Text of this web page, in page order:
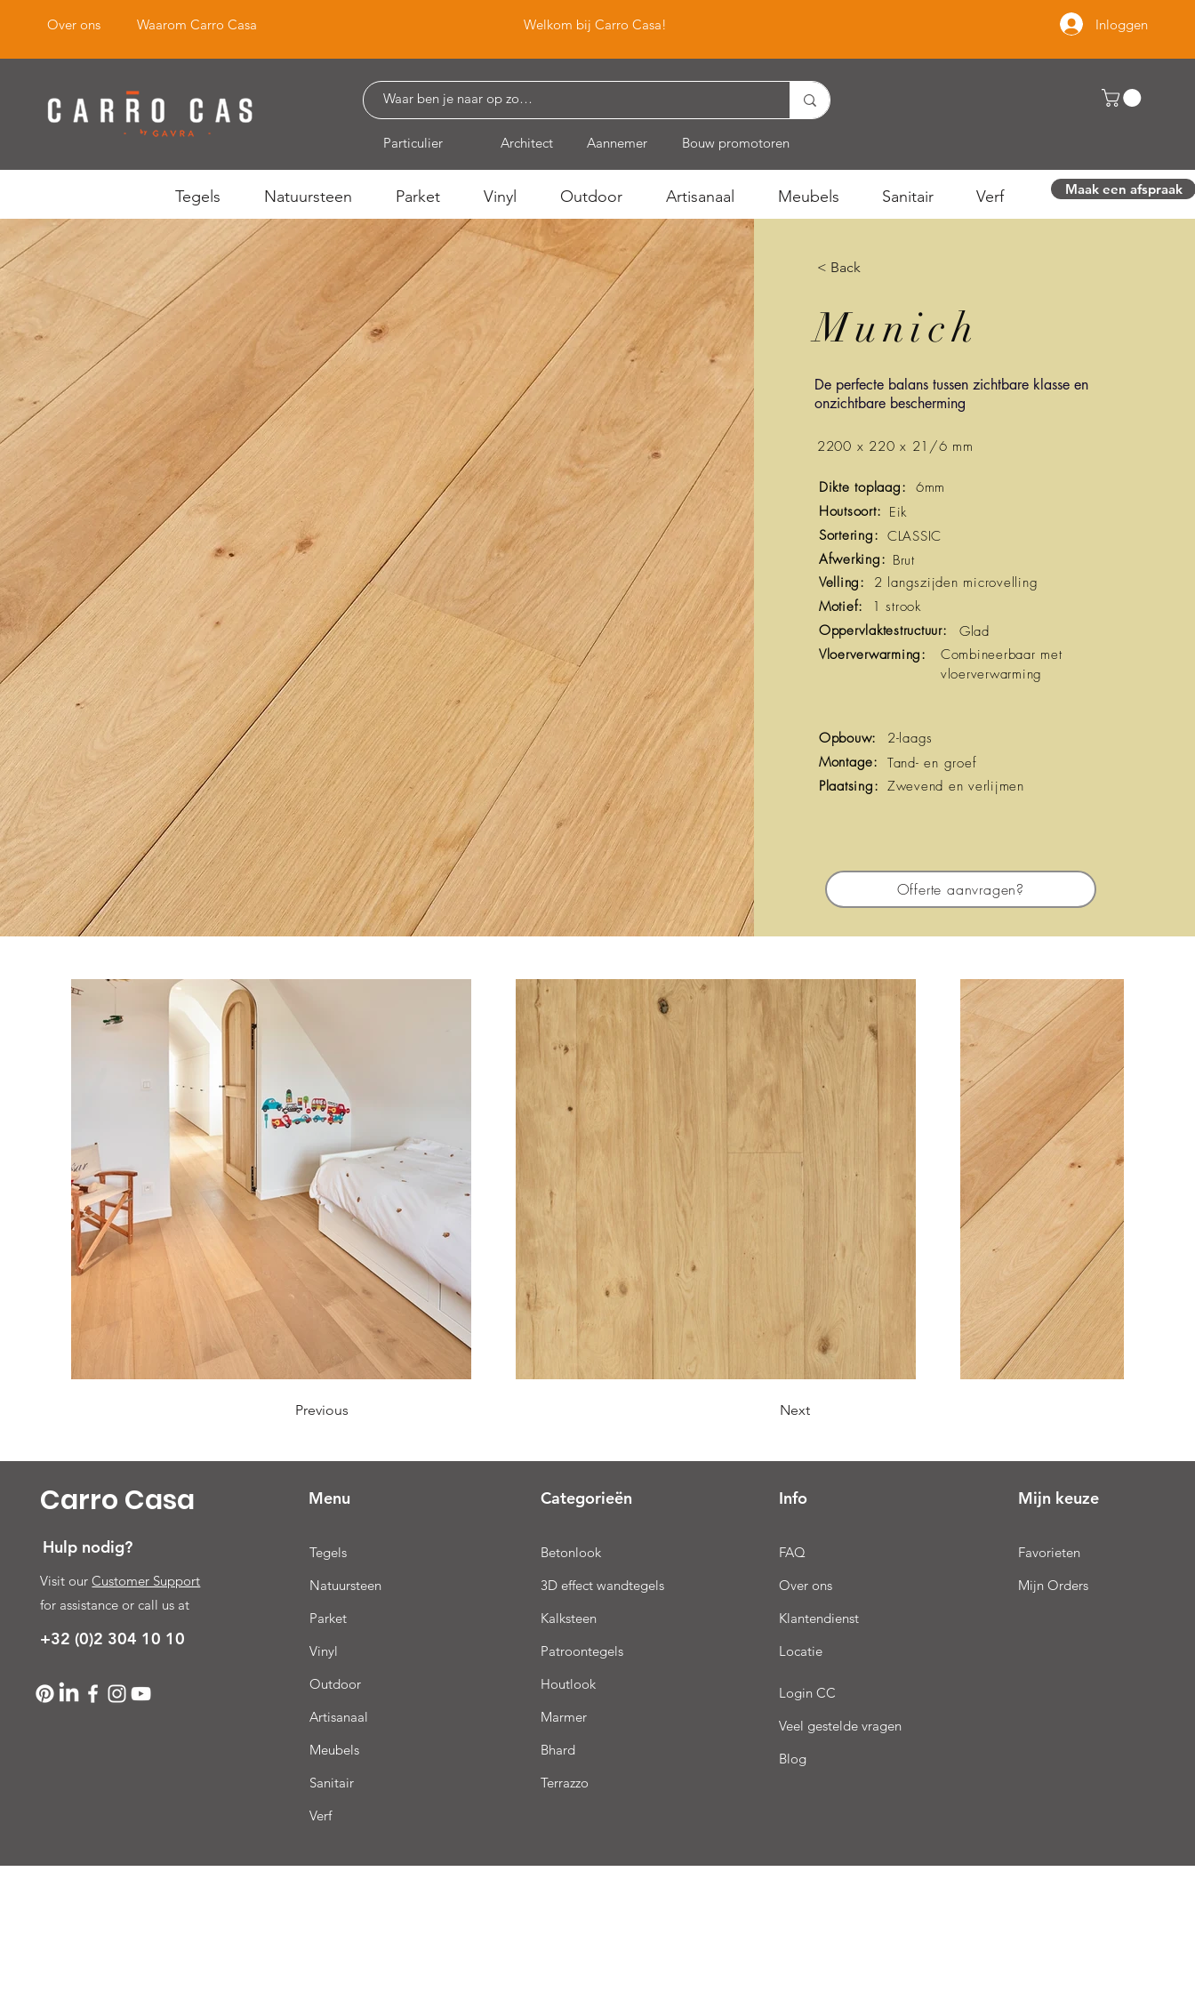
Over ons Waarom Carro Casa Welkom bij Carro Casa! Inloggen
Particulier Architect Aannemer Bouw promotoren
Tegels Natuursteen Parket Vinyl Outdoor Artisanaal Meubels Sanitair Verf Maak een afspraak
< Back
Munich
De perfecte balans tussen zichtbare klasse en
onzichtbare bescherming
2200 x 220 x 21/6 mm
Dikte toplaag: 6mm
Houtsoort: Eik
Sortering: CLASSIC
Afwerking: Brut
Velling:
2 langszijden microvelling
Motief:
1 strook
Oppervlaktestructuur:
Glad
Vloerverwarming:
Combineerbaar met
vloerverwarming
Opbouw:
2-laags
Montage: Tand- en groef
Plaatsing: Zwevend en verlijmen
Offerte aanvragen?
Previous Next
Carro Casa
Hulp nodig?
Visit ourCustomer Support
for assistance or call us at
+32 (0)2 304 10 10
Menu
Tegels
Natuursteen
Parket
Vinyl
Outdoor
Artisanaal
Meubels
Sanitair
Verf
Categorieën
Betonlook
3D effect wandtegels
Kalksteen
Patroontegels
Houtlook
Marmer
Bhard
Terrazzo
Info
FAQ
Over ons
Klantendienst
Locatie
Login CC
Veel gestelde vragen
Blog
Mijn keuze
Favorieten
Mijn Orders